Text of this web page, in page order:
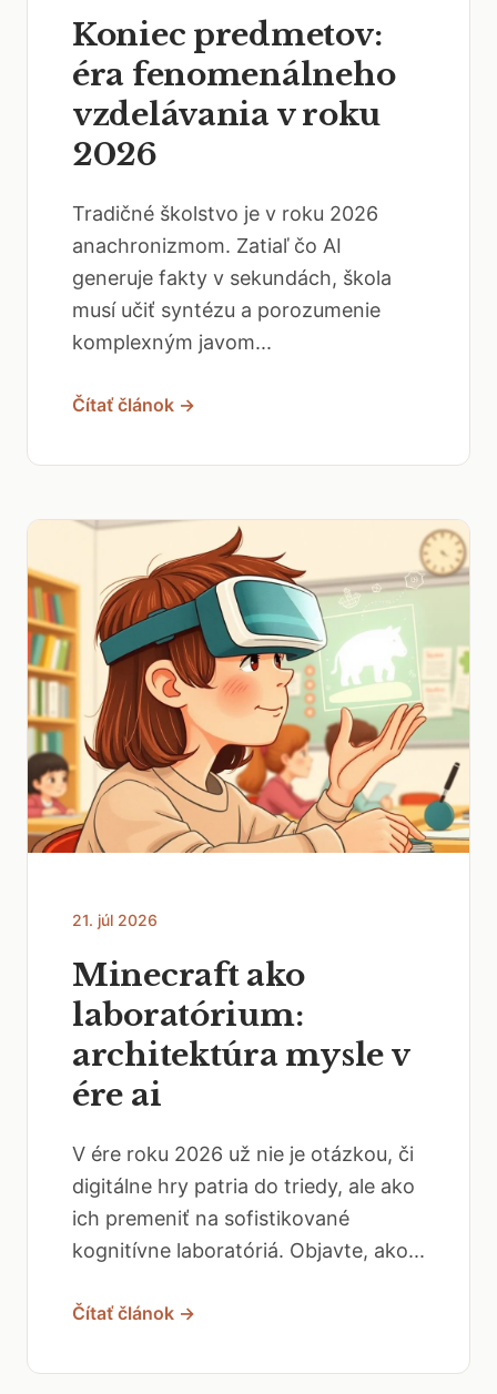
Koniec predmetov:
éra fenomenálneho
vzdelávania v roku
2026
Tradičné školstvo je v roku 2026
anachronizmom. Zatiaľ čo AI
generuje fakty v sekundách, škola
musí učiť syntézu a porozumenie
komplexným javom...
Čítať článok →
21. júl 2026
Minecraft ako
laboratórium:
architektúra mysle v
ére ai
V ére roku 2026 už nie je otázkou, či
digitálne hry patria do triedy, ale ako
ich premeniť na sofistikované
kognitívne laboratóriá. Objavte, ako...
Čítať článok →